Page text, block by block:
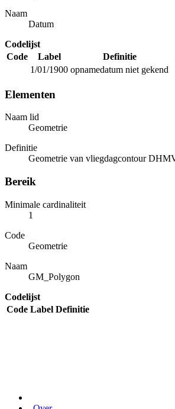
Naam
Datum
Codelijst
Code
Label
Definitie
1/01/1900 opnamedatum niet gekend
Elementen
Naam lid
Geometrie
Definitie
Geometrie van vliegdagcontour
Bereik
Minimale cardinaliteit
1
Code
Geometrie
Naam
GM_Polygon
Codelijst
Code Label Definitie